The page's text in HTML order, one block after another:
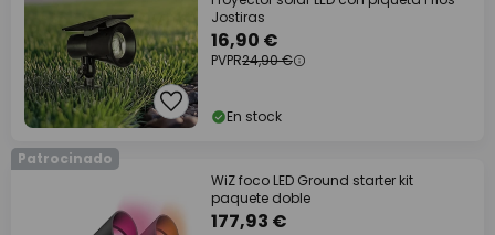
Jostiras
16,90 €
PVPR24,90 €
En stock
Patrocinado
WiZ foco LED Ground starter kit
paquete doble
177,93 €